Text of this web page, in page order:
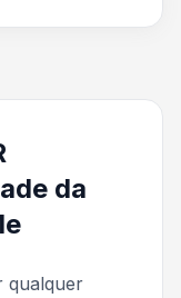
da
qualquer